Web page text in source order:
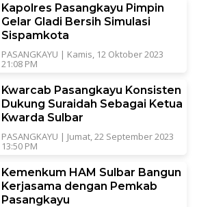
Kapolres Pasangkayu Pimpin
Gelar Gladi Bersih Simulasi
Sispamkota
PASANGKAYU | Kamis, 12 Oktober 2023
21:08 PM
Kwarcab Pasangkayu Konsisten
Dukung Suraidah Sebagai Ketua
Kwarda Sulbar
PASANGKAYU | Jumat, 22 September 2023
13:50 PM
Kemenkum HAM Sulbar Bangun
Kerjasama dengan Pemkab
Pasangkayu